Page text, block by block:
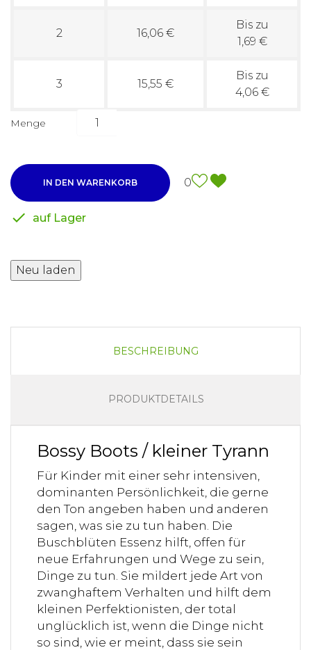
2 16,06 €
Bis zu
1,69 €
3 15,55 €
Bis zu
4,06 €
Menge
IN DEN WARENKORB 0
 auf Lager
BESCHREIBUNG
PRODUKTDETAILS
Bossy Boots / kleiner Tyrann
Für Kinder mit einer sehr intensiven,
dominanten Persönlichkeit, die gerne
den Ton angeben haben und anderen
sagen, was sie zu tun haben. Die
Buschblüten Essenz hilft, offen für
neue Erfahrungen und Wege zu sein,
Dinge zu tun. Sie mildert jede Art von
zwanghaftem Verhalten und hilft dem
kleinen Perfektionisten, der total
unglücklich ist, wenn die Dinge nicht
so sind, wie er meint, dass sie sein